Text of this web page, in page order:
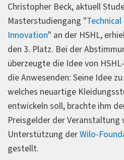
Christopher Beck, aktuell
Masterstudiengang "
Innovation" an der HSHL,
den 3. Platz. Bei der
überzeugte die Idee von
die Anwesenden: Seine Idee
welches neuartige
entwickeln soll, brachte ihm
Preisgelder der
Unterstützung derWilo-
gestellt.